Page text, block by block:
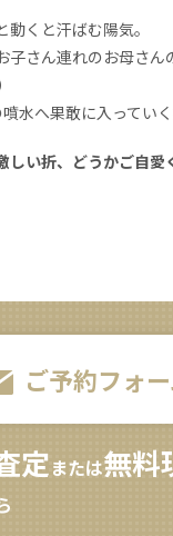
くと汗ばむ陽気。
子さん連れのお母さん
水へ果敢に入っていく
い折、どうかご自愛
ご予約フォ
定または無料